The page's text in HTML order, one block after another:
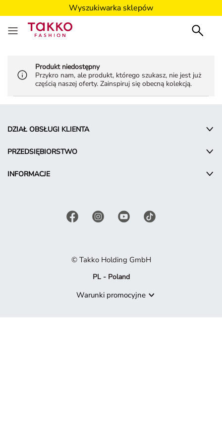
Wyszukiwarka sklepów
Produkt niedostępny
Przykro nam, ale produkt, którego szukasz, nie jest już
częścią naszej oferty. Zainspiruj się obecną kolekcją.
DZIAŁ OBSŁUGI KLIENTA
PRZEDSIĘBIORSTWO
INFORMACJE
© Takko Holding GmbH
PL - Poland
Warunki promocyjne